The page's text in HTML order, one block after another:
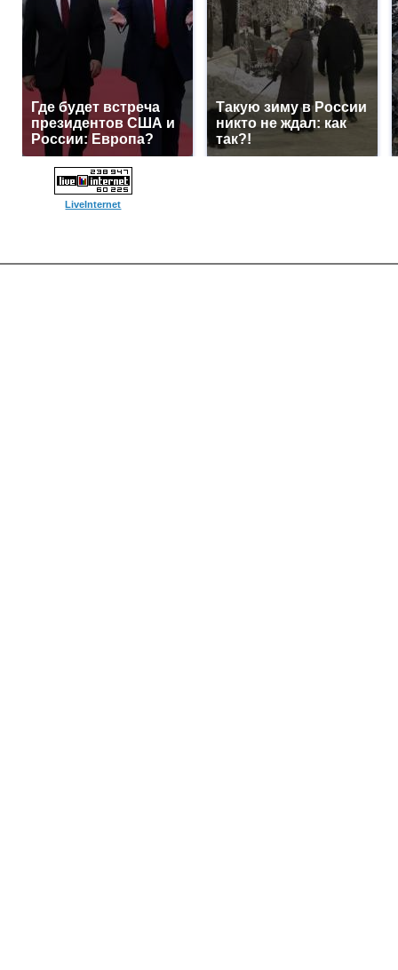
Где будет встреча
президентов США и
России: Европа?
Такую зиму в России
никто не ждал: как
так?!
LiveInternet